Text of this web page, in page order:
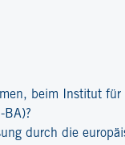
beim Institut
BA)?
durch die